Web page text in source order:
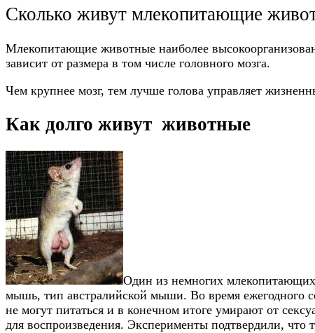
Сколько живут млекопитающие
Млекопитающие животные наиболее
зависит от размера в том числе головного мозга.
Чем крупнее мозг, тем лучше голова управляет
Как долго живут животные
Один из немногих млекопитающих
мышь, тип австралийской мыши. Во время ежегодного
не могут питаться и в конечном итоге умирают от
для воспроизведения. Эксперименты подтвердили,